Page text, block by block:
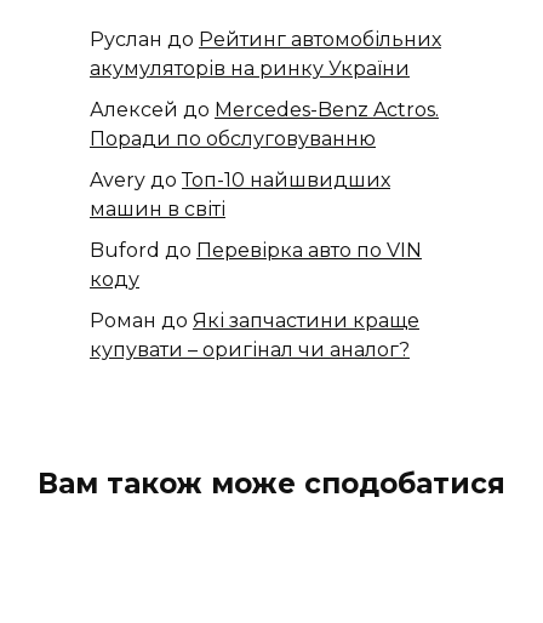
Руслан до Рейтинг автомобільних
акумуляторів на ринку України
Алексей до ​​Mercedes-Benz Actros.
Поради по обслуговуванню
Avery доТоп-10 найшвидших
машин в світі
Buford до Перевірка авто по VIN
коду
Роман до Які запчастини краще
купувати – оригінал чи аналог?
Вам також може сподобатися